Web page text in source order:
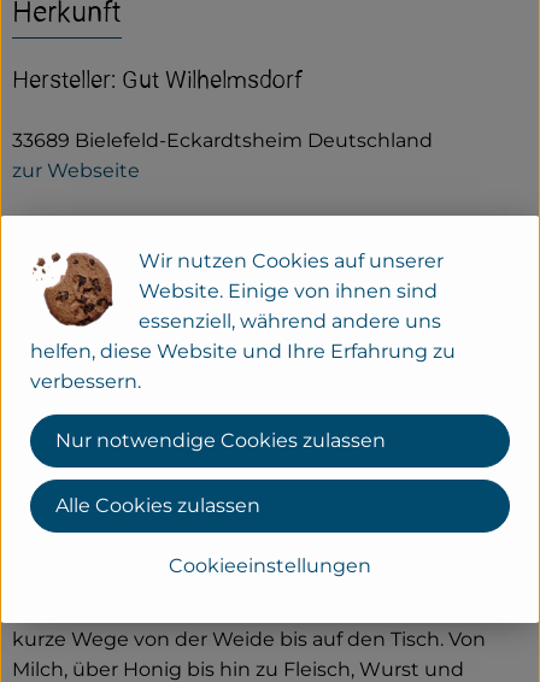
Herkunft
Hersteller: Gut Wilhelmsdorf
33689 Bielefeld-Eckardtsheim Deutschland
zur Webseite
kurze Wege von der Weide bis auf den Tisch. Von
Milch, über Honig bis hin zu Fleisch, Wurst und
Wir nutzen Cookies auf unserer
Website. Einige von ihnen sind
essenziell, während andere uns
helfen, diese Website und Ihre Erfahrung zu
verbessern.
Cookieeinstellungen
Nur notwendige Cookies zulassen
Alle Cookies zulassen